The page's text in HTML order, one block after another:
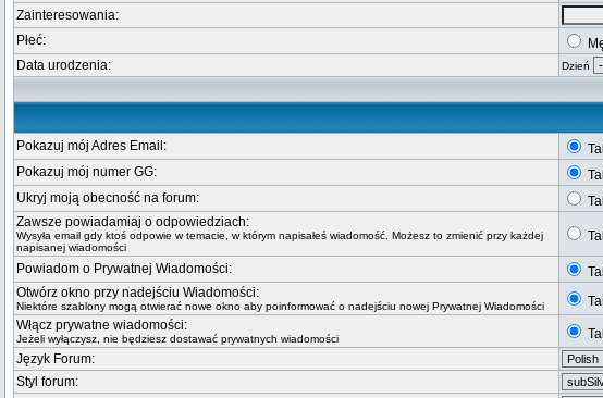
Zainteresowania:
Płeć:
Data urodzenia:
Dzień
Pokazuj mój Adres Email:
Pokazuj mój numer GG:
Ukryj moją obecność na forum:
Zawsze powiadamiaj o odpowiedziach:
Wysyła email gdy ktoś odpowie w temacie, w którym napisałeś wiadomość. Możesz to zmienić przy każdej
napisanej wiadomości
Powiadom o Prywatnej Wiadomości:
Otwórz okno przy nadejściu Wiadomości:
Niektóre szablony mogą otwierać nowe okno aby poinformować o nadejściu nowej Prywatnej Wiadomości
Włącz prywatne wiadomości:
Jeżeli wyłączysz, nie będziesz dostawać prywatnych wiadomości
Język Forum:
Styl forum: